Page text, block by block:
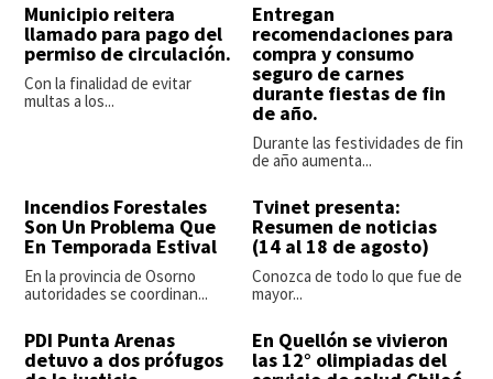
Municipio reitera
llamado para pago del
permiso de circulación.
Con la finalidad de evitar
multas a los...
Entregan
recomendaciones para
compra y consumo
seguro de carnes
durante fiestas de fin
de año.
Durante las festividades de fin
de año aumenta...
Incendios Forestales
Son Un Problema Que
En Temporada Estival
En la provincia de Osorno
autoridades se coordinan...
Tvinet presenta:
Resumen de noticias
(14 al 18 de agosto)
Conozca de todo lo que fue de
mayor...
PDI Punta Arenas
detuvo a dos prófugos
En Quellón se vivieron
las 12° olimpiadas del